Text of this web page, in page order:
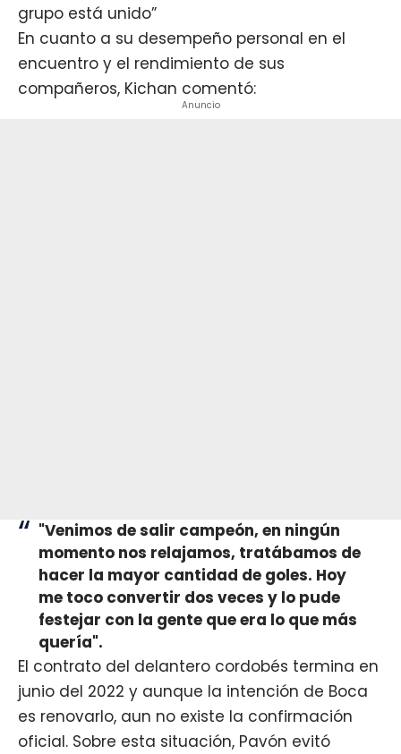
grupo está unido”
En cuanto a su desempeño personal en el
encuentro y el rendimiento de sus
compañeros, Kichan comentó:
Anuncio
"Venimos de salir campeón, en ningún
momento nos relajamos, tratábamos de
hacer la mayor cantidad de goles. Hoy
me toco convertir dos veces y lo pude
festejar con la gente que era lo que más
quería".
El contrato del delantero cordobés termina en
junio del 2022 y aunque la intención de Boca
es renovarlo, aun no existe la confirmación
oficial. Sobre esta situación, Pavón evitó